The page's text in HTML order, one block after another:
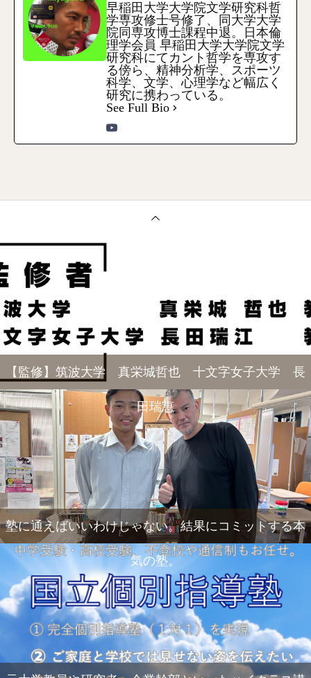
早稲田大学大学院文学研究科哲
学専攻修士号修了、同大学大学
院同専攻博士課程中退。日本倫
理学会員 早稲田大学大学院文学
研究科にてカント哲学を専攻す
る傍ら、精神分析学、スポーツ
科学、文学、心理学など幅広く
研究に携わっている。
See Full Bio
【監修】筑波大学 真栄城哲也 十文字女子大学 長
田瑞恵
塾に通えばいいわけじゃない。結果にコミットする本
気の塾。
Zoom